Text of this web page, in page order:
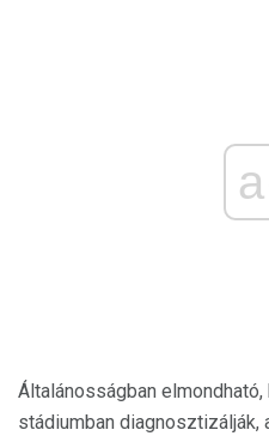
Általánosságban
stádiumban diagnosztizálják,